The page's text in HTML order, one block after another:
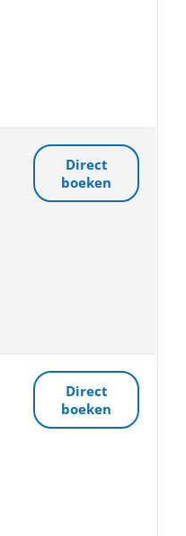
Direct
boeken
Direct
boeken